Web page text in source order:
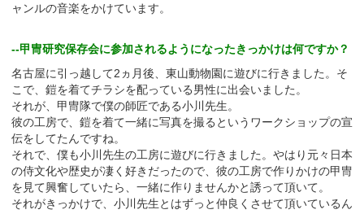
ャンルの音楽をかけています。
--甲冑研究保存会に参加されるようになったきっかけは何ですか？
名古屋に引っ越して2ヵ月後、東山動物園に遊びに行きました。そ
こで、鎧を着てチラシを配っている男性に出会いました。
それが、甲冑隊で僕の師匠である小川先生。
彼の工房で、鎧を着て一緒に写真を撮るというワークショップの宣
伝をしてたんですね。
それで、僕も小川先生の工房に遊びに行きました。やはり元々日本
の侍文化や歴史が凄く好きだったので、彼の工房で作りかけの甲冑
を見て興奮していたら、一緒に作りませんかと誘って頂いて。
それがきっかけで、小川先生とはずっと仲良くさせて頂いているん